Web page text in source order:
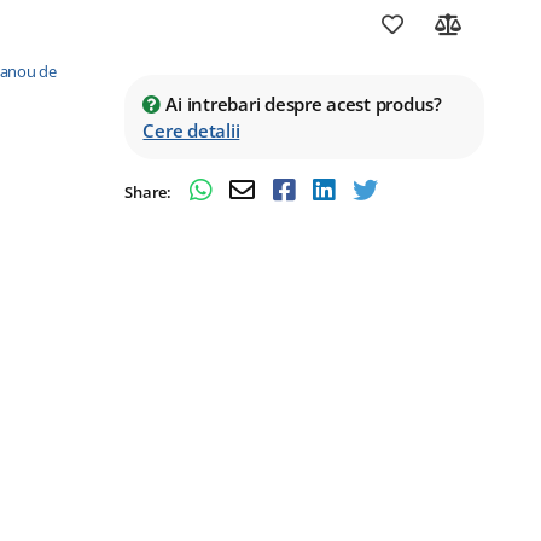
de
Ai intrebari despre acest produs?
Cere detalii
Share: